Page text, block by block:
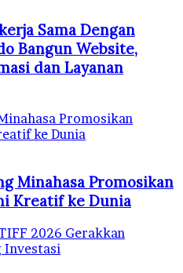
Sama Dengan
Bangun Website,
dan Layanan
Promosikan
ke Dunia
Minahasa Promosikan
Kreatif ke Dunia
2026 Gerakkan
Investasi